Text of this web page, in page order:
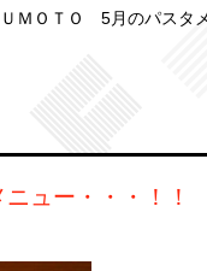
ＭＯＴＯ 5月のパスタ
ュー・・・！！